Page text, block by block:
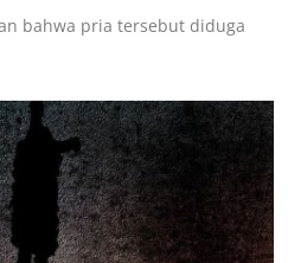
bahwa pria tersebut diduga